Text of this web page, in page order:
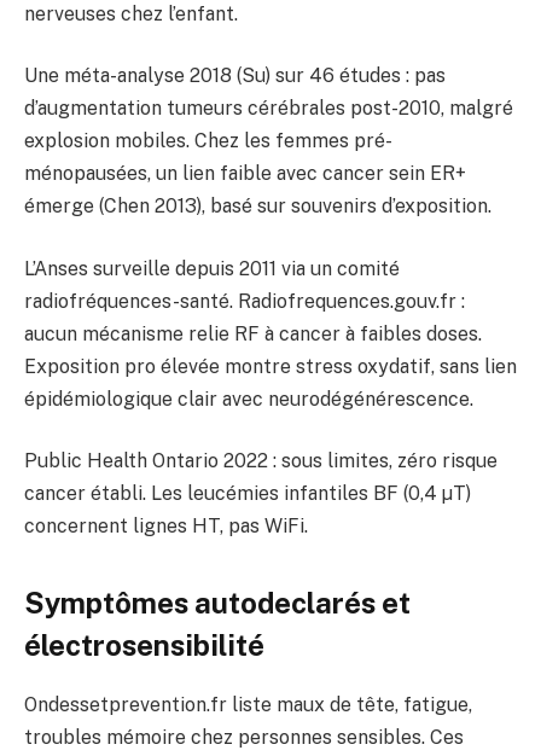
nerveuses chez l’enfant.
Une méta-analyse 2018 (Su) sur 46 études : pas
d’augmentation tumeurs cérébrales post-2010, malgré
explosion mobiles. Chez les femmes pré-
ménopausées, un lien faible avec cancer sein ER+
émerge (Chen 2013), basé sur souvenirs d’exposition.
L’Anses surveille depuis 2011 via un comité
radiofréquences-santé. Radiofrequences.gouv.fr :
aucun mécanisme relie RF à cancer à faibles doses.
Exposition pro élevée montre stress oxydatif, sans lien
épidémiologique clair avec neurodégénérescence.
Public Health Ontario 2022 : sous limites, zéro risque
cancer établi. Les leucémies infantiles BF (0,4 µT)
concernent lignes HT, pas WiFi.
Symptômes autodeclarés et
électrosensibilité
Ondessetprevention.fr liste maux de tête, fatigue,
troubles mémoire chez personnes sensibles. Ces